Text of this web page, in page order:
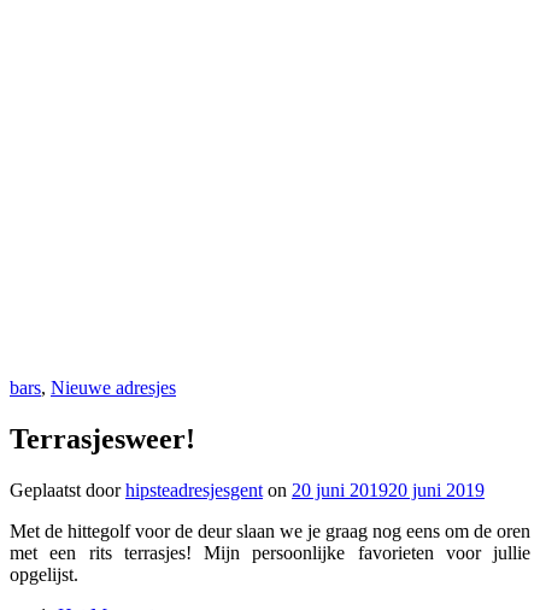
bars, Nieuwe adresjes
Terrasjesweer!
Geplaatst doorhipsteadresjesgent on 20 juni 201920 juni 2019
Met de hittegolf voor de deur slaan we je graag nog eens om de oren
met een rits terrasjes! Mijn persoonlijke favorieten voor jullie
opgelijst.